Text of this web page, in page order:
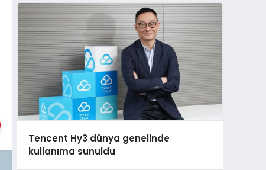
Tencent Hy3 dünya genelinde
kullanıma sunuldu